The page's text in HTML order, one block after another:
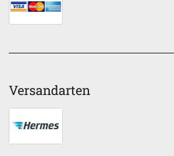
Versandarten